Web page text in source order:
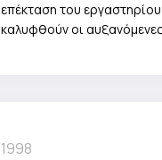
επέκταση του
καλυφθούν οι
1998